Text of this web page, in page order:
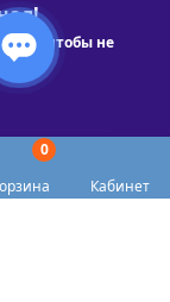
0
Кабинет
чтобы не